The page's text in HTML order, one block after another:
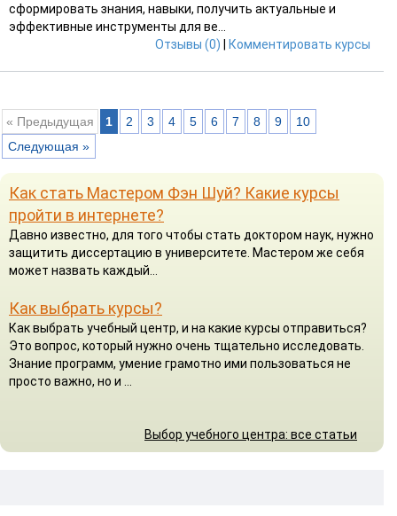
сформировать знания, навыки, получить актуальные и
эффективные инструменты для ве...
Отзывы (0)
Комментировать курсы
« Предыдущая 1 2 3 4 5 6 7 8 9
10
Следующая »
Как стать Мастером Фэн Шуй? Какие курсы
пройти в интернете?
Давно известно, для того чтобы стать доктором наук, нужно
защитить диссертацию в университете. Мастером же себя
может назвать каждый...
Как выбрать курсы?
Как выбрать учебный центр, и на какие курсы отправиться?
Это вопрос, который нужно очень тщательно исследовать.
Знание программ, умение грамотно ими пользоваться не
просто важно, но и ...
Выбор учебного центра: все статьи